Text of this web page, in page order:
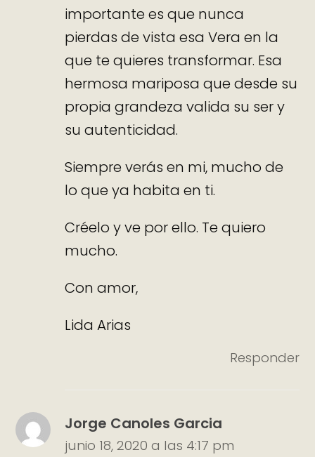
importante es que nunca
pierdas de vista esa Vera en la
que te quieres transformar. Esa
hermosa mariposa que desde su
propia grandeza valida su ser y
su autenticidad.
Siempre verás en mi, mucho de
lo que ya habita en ti.
Créelo y ve por ello. Te quiero
mucho.
Con amor,
Lida Arias
Responder
Jorge Canoles Garcia
junio 18, 2020 a las 4:17 pm